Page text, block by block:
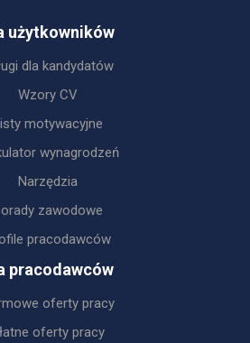
użytkowników
dla kandydatów
Wzory CV
motywacyjne
wynagrodzeń
Narzędzia
zawodowe
pracodawców
pracodawców
oferty pracy
oferty pracy